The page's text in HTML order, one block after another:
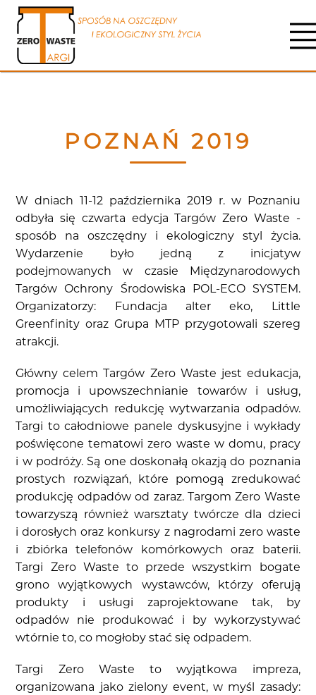
POZNAŃ 2019
W dniach 11-12 października 2019 r. w Poznaniu
odbyła się czwarta edycja Targów Zero Waste -
sposób na oszczędny i ekologiczny styl życia.
Wydarzenie było jedną z inicjatyw
podejmowanych w czasie Międzynarodowych
Targów Ochrony Środowiska POL-ECO SYSTEM.
Organizatorzy: Fundacja alter eko, Little
Greenfinity oraz Grupa MTP przygotowali szereg
atrakcji.
Główny celem Targów Zero Waste jest edukacja,
promocja i upowszechnianie towarów i usług,
umożliwiających redukcję wytwarzania odpadów.
Targi to całodniowe panele dyskusyjne i wykłady
poświęcone tematowi zero waste w domu, pracy
i w podróży. Są one doskonałą okazją do poznania
prostych rozwiązań, które pomogą zredukować
produkcję odpadów od zaraz. Targom Zero Waste
towarzyszą również warsztaty twórcze dla dzieci
i dorosłych oraz konkursy z nagrodami zero waste
i zbiórka telefonów komórkowych oraz baterii.
Targi Zero Waste to przede wszystkim bogate
grono wyjątkowych wystawców, którzy oferują
produkty i usługi zaprojektowane tak, by
odpadów nie produkować i by wykorzystywać
wtórnie to, co mogłoby stać się odpadem.
Targi Zero Waste to wyjątkowa impreza,
organizowana jako zielony event, w myśl zasady: